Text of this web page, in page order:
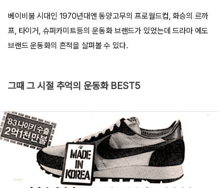
베이비붐 시대인 1970년대엔 동양고무의 프로월드컵, 화승의 르까
프, 타이거, 슈퍼카미트등의 운동화 브랜드가 있었는데 드라마 에도
브랜드 운동화의 흔적을 살펴볼 수 있다.
그때 그 시절 추억의 운동화 BEST5